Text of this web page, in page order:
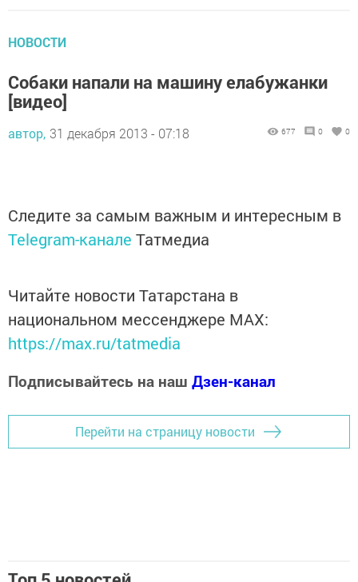
НОВОСТИ
Собаки напали на машину елабужанки
[видео]
автор, 31 декабря 2013 - 07:18 677 0 0
Следите за самым важным и интересным в
Telegram-канале Татмедиа
Читайте новости Татарстана в
национальном мессенджере MАХ:
https://max.ru/tatmedia
Подписывайтесь на наш Дзен-канал
Перейти на страницу новости